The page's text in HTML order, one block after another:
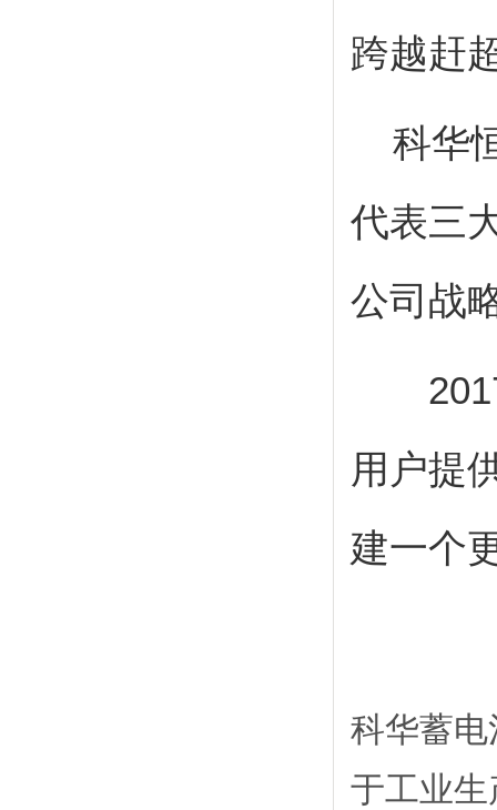
跨越赶
科华
代表三
公司战
2017
用户提
建一个
科华蓄
于工业